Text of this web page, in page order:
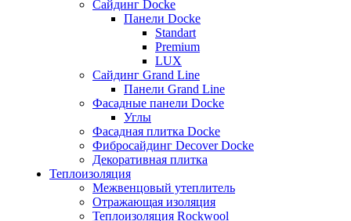
Сайдинг Docke
Панели Docke
Standart
Premium
LUX
Сайдинг Grand Line
Панели Grand Line
Фасадные панели Docke
Углы
Фасадная плитка Docke
Фибросайдинг Decover Docke
Декоративная плитка
Теплоизоляция
Межвенцовый утеплитель
Отражающая изоляция
Теплоизоляция Rockwool